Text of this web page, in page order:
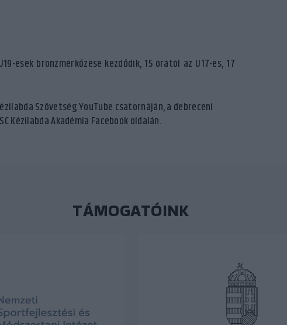
esek bronzmérkőzése kezdődik, 15 órától az U17-es, 17
Szövetség YouTube csatornáján, a debreceni
Kézilabda Akadémia Facebook oldalán.
TÁMOGATÓINK